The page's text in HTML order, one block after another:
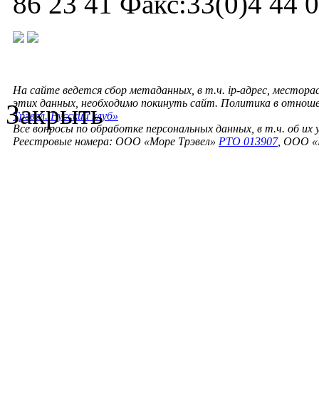
На сайте ведется сбор метаданных, в т.ч. ip-адрес,
этих данных, необходимо покинуть сайт. Политика в
Трэвел. Русский клуб»
Все вопросы по обработке персональных данных, в т.ч. об их
Реестровые номера: ООО «Море Трэвел» РТО 013907, ООО
Закрыть